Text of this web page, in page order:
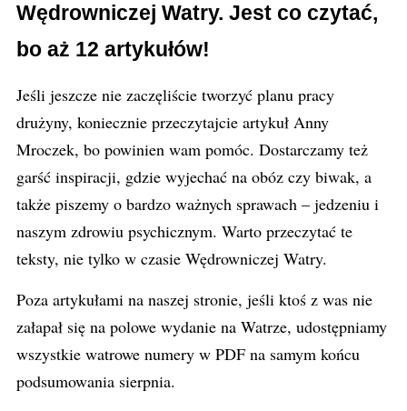
Wędrowniczej Watry. Jest co czytać,
bo aż 12 artykułów!
Jeśli jeszcze nie zaczęliście tworzyć planu pracy
drużyny, koniecznie przeczytajcie artykuł Anny
Mroczek, bo powinien wam pomóc. Dostarczamy też
garść inspiracji, gdzie wyjechać na obóz czy biwak, a
także piszemy o bardzo ważnych sprawach – jedzeniu i
naszym zdrowiu psychicznym. Warto przeczytać te
teksty, nie tylko w czasie Wędrowniczej Watry.
Poza artykułami na naszej stronie, jeśli ktoś z was nie
załapał się na polowe wydanie na Watrze, udostępniamy
wszystkie watrowe numery w PDF na samym końcu
podsumowania sierpnia.